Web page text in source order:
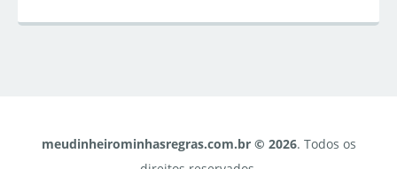
meudinheirominhasregras.com.br © 2026. Todos os